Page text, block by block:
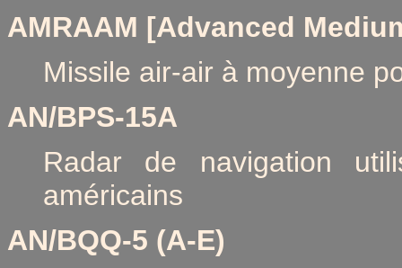
AMRAAM [Advanced
Missile air-air à moyenne
AN/BPS-15A
Radar de navigation
américains
AN/BQQ-5 (A-E)